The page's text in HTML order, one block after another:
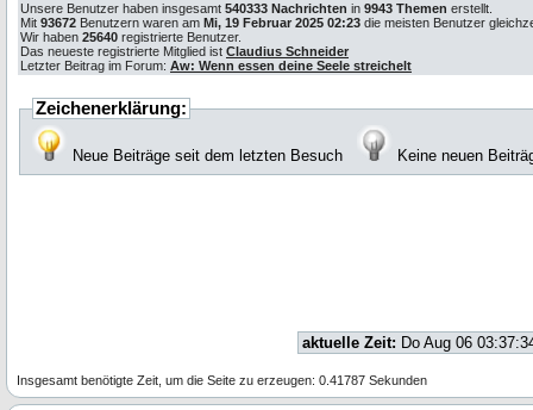
Unsere Benutzer haben insgesamt 540333 Nachrichten in 9943 Themen erstellt.
Mit 93672 Benutzern waren am Mi, 19 Februar 2025 02:23 die meisten Benutzer
Wir haben 25640 registrierte Benutzer.
Das neueste registrierte Mitglied ist Claudius Schneider
Letzter Beitrag im Forum: Aw: Wenn essen deine Seele streichelt
Zeichenerklärung:
Neue Beiträge seit dem letzten Besuch Keine neuen
aktuelle Zeit: Do Aug 06
Insgesamt benötigte Zeit, um die Seite zu erzeugen: 0.41787 Sekunden